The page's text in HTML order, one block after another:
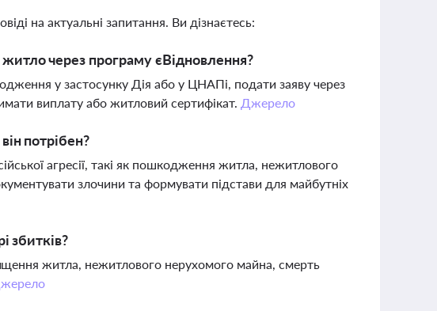
на актуальні запитання. Ви дізнаєтесь:
через програму єВідновлення?
у застосунку Дія або у ЦНАПі, подати заяву через
виплату або житловий сертифікат. Джерело
потрібен?
агресії, такі як пошкодження житла, нежитлового
злочини та формувати підстави для майбутніх
збитків?
житла, нежитлового нерухомого майна, смерть